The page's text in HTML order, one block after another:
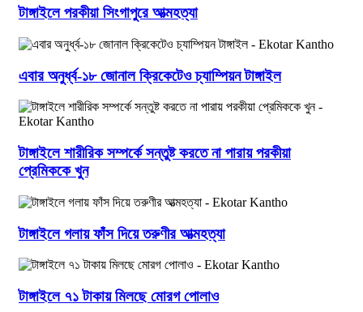
টাঙ্গাইলে পরকীয়া সিংগাপুরে আত্মহত্যা
এবার অনুর্ধ্ব-১৮ জোনাল ক্রিকেটেও চ্যাম্পিয়ন টাঙ্গাইল
টাঙ্গাইলে শারীরিক সম্পর্কে সন্তুষ্ট করতে না পারায় পরকীয়া
প্রেমিককে খুন
টাঙ্গাইলে গলায় ফাঁস দিয়ে তরুণীর আত্মহত্যা
টাঙ্গাইলে ৭১ টাকায় মিলছে মোরগ পোলাও